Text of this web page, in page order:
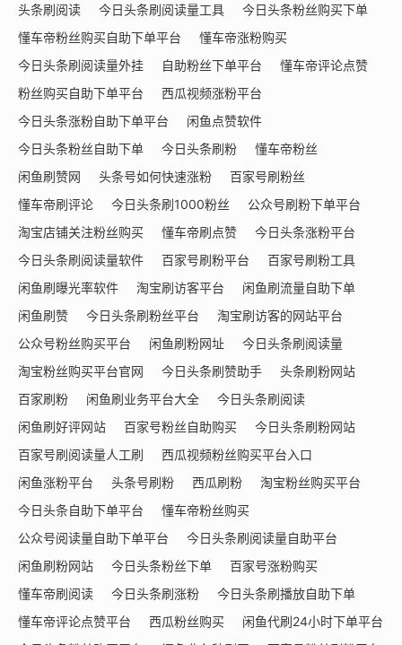
头条刷阅读
今日头条刷阅读量工具
今日头条粉丝购买下单
懂车帝粉丝购买自助下单平台
懂车帝涨粉购买
今日头条刷阅读量外挂
自助粉丝下单平台
懂车帝评论点赞
粉丝购买自助下单平台
西瓜视频涨粉平台
今日头条涨粉自助下单平台
闲鱼点赞软件
今日头条粉丝自助下单
今日头条刷粉
懂车帝粉丝
闲鱼刷赞网
头条号如何快速涨粉
百家号刷粉丝
懂车帝刷评论
今日头条刷1000粉丝
公众号刷粉下单平台
淘宝店铺关注粉丝购买
懂车帝刷点赞
今日头条涨粉平台
今日头条刷阅读量软件
百家号刷粉平台
百家号刷粉工具
闲鱼刷曝光率软件
淘宝刷访客平台
闲鱼刷流量自助下单
闲鱼刷赞
今日头条刷粉丝平台
淘宝刷访客的网站平台
公众号粉丝购买平台
闲鱼刷粉网址
今日头条刷阅读量
淘宝粉丝购买平台官网
今日头条刷赞助手
头条刷粉网站
百家刷粉
闲鱼刷业务平台大全
今日头条刷阅读
闲鱼刷好评网站
百家号粉丝自助购买
今日头条刷粉网站
百家号刷阅读量人工刷
西瓜视频粉丝购买平台入口
闲鱼涨粉平台
头条号刷粉 西瓜刷粉
淘宝粉丝购买平台
今日头条自助下单平台
懂车帝粉丝购买
公众号阅读量自助下单平台
今日头条刷阅读量自助平台
闲鱼刷粉网站
今日头条粉丝下单
百家号涨粉购买
懂车帝刷阅读
今日头条刷涨粉
今日头条刷播放自助下单
懂车帝评论点赞平台
西瓜粉丝购买
闲鱼代刷24小时下单平台